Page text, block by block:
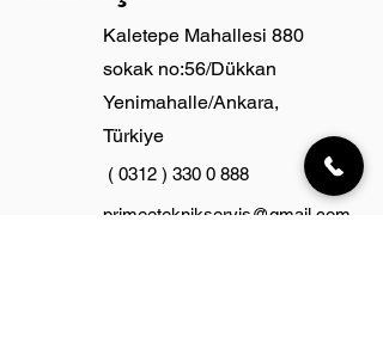
Kaletepe Mahallesi 880
sokak no:56/Dükkan
Yenimahalle/Ankara,
Türkiye
( 0312 ) 330 0 888
primeeteknikservis@gmail.com